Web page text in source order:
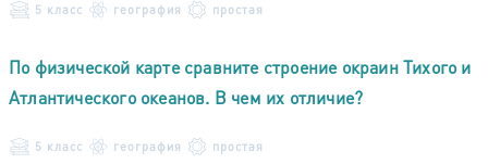
5 класс география простая
По физической карте сравните строение окраин Тихого и
Атлантического океанов. В чем их отличие?
5 класс география простая